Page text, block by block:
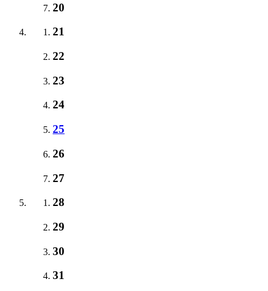
20
21
22
23
24
25
26
27
28
29
30
31